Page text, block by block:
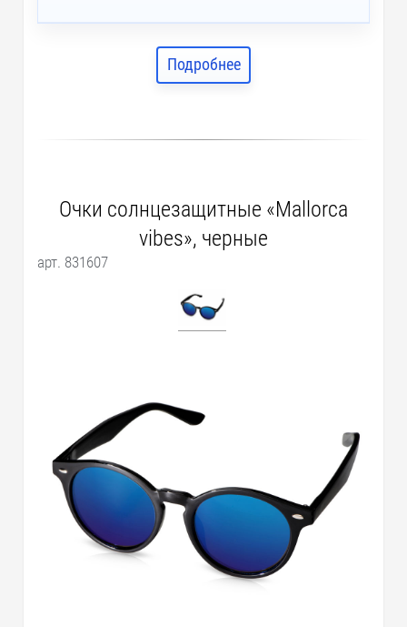
Подробнее
Очки солнцезащитные «Mallorca
vibes», черные
арт. 831607